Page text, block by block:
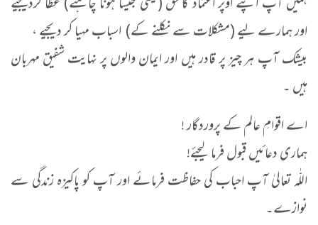
اور ہمارے لیے (مشکلات سے نکلنے کے) اسباب مہیا کر دیجیے ،
بیشک آپ ہر چیز پر قادر ہیں اور ایمان والوں پر نہایت شفیق مہربان
ہیں ۔
اے اقوامِ عالم کے پروردگار !
ہماری دعائیں قبول فرما لیجئے!
اللّٰہ تعالیٰ آپ احباب کی حفاظت فرمائے اور آپ کو پاکیزہ زندگی سے
نوازے۔